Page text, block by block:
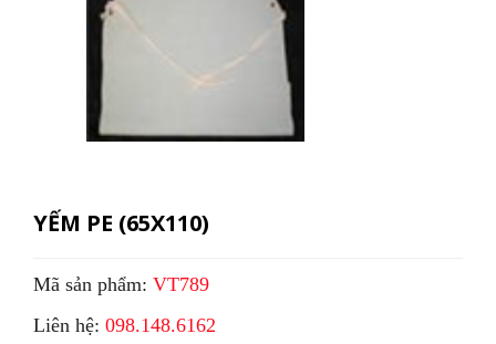
YẾM PE (65X110)
Mã sản phẩm: VT789
Liên hệ: 098.148.6162